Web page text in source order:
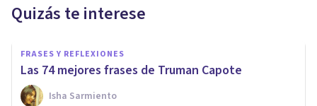
Quizás te interese
FRASES Y REFLEXIONES
Las 74 mejores frases de Truman Capote
Isha Sarmiento